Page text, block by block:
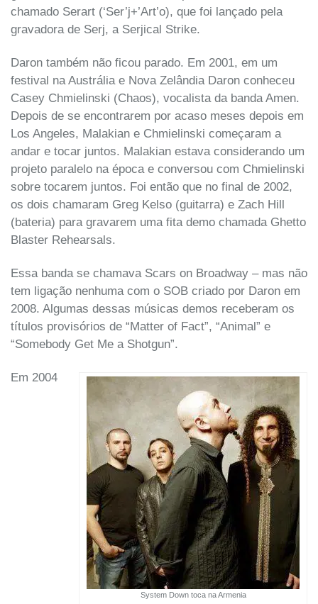
chamado Serart (‘Ser’j+’Art’o), que foi lançado pela
gravadora de Serj, a Serjical Strike.
Daron também não ficou parado. Em 2001, em um
festival na Austrália e Nova Zelândia Daron conheceu
Casey Chmielinski (Chaos), vocalista da banda Amen.
Depois de se encontrarem por acaso meses depois em
Los Angeles, Malakian e Chmielinski começaram a
andar e tocar juntos. Malakian estava considerando um
projeto paralelo na época e conversou com Chmielinski
sobre tocarem juntos. Foi então que no final de 2002,
os dois chamaram Greg Kelso (guitarra) e Zach Hill
(bateria) para gravarem uma fita demo chamada Ghetto
Blaster Rehearsals.
Essa banda se chamava Scars on Broadway – mas não
tem ligação nenhuma com o SOB criado por Daron em
2008. Algumas dessas músicas demos receberam os
títulos provisórios de “Matter of Fact”, “Animal” e
“Somebody Get Me a Shotgun”.
System Down toca na Armenia
Em 2004